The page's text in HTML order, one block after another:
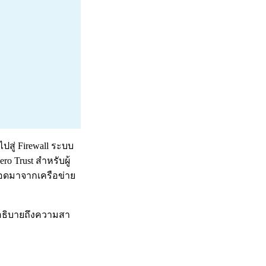
สู่ Firewall ระบบ
Trust สำหรับผู้
มาจากเครือข่าย
บายถึงความสา